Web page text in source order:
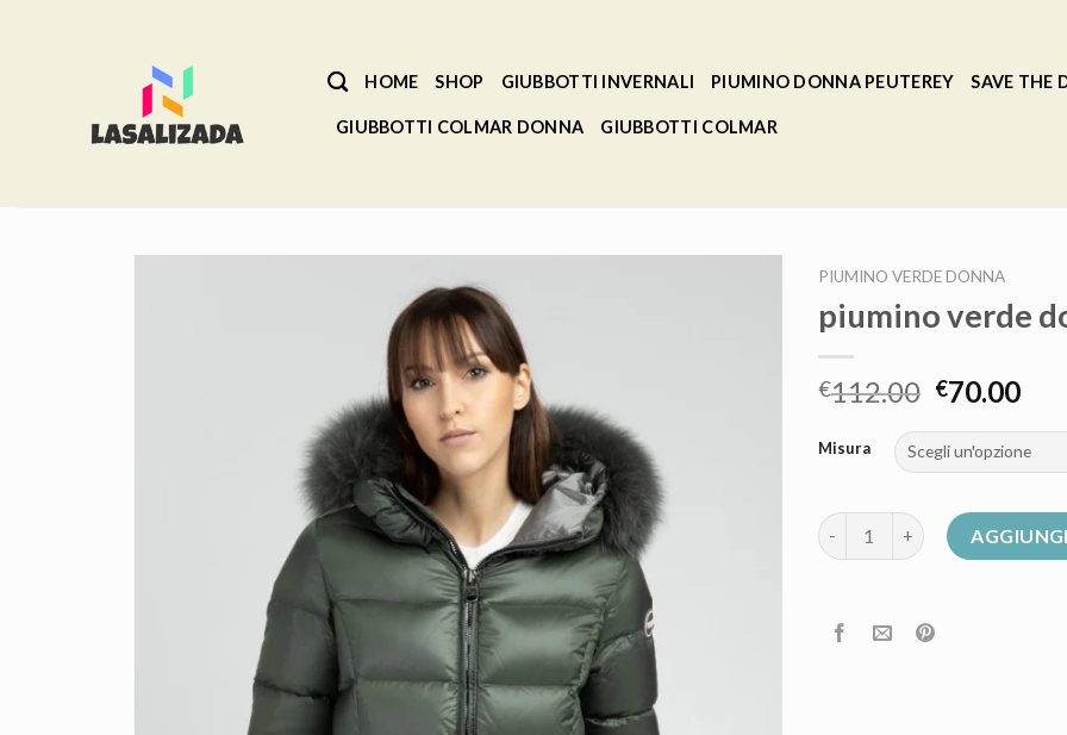
HOME SHOP GIUBBOTTI INVERNALI PIUMINO DONNA PEUTEREY SAVE THE
GIUBBOTTI COLMAR DONNA GIUBBOTTI COLMAR
PIUMINO VERDE DONNA
piumino verde
€112.00 €70.00
Misura
piumino verde donna quantità